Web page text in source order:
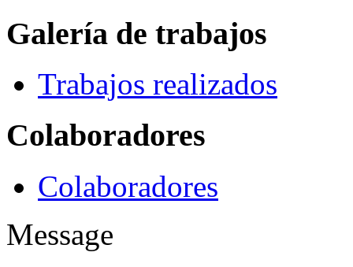
Galería de trabajos
Trabajos realizados
Colaboradores
Colaboradores
Message